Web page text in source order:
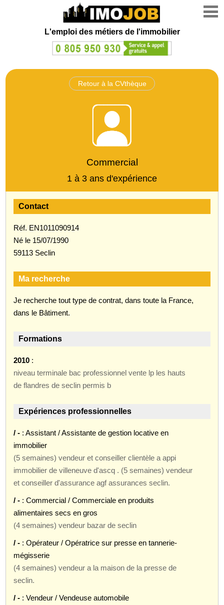
L'emploi des métiers de l'immobilier
Retour à la CVthèque
Commercial
1 à 3 ans d'expérience
Contact
Réf. EN1011090914
Né le 15/07/1990
59113 Seclin
Ma recherche
Je recherche tout type de contrat, dans toute la France,
dans le Bâtiment.
Formations
2010 :
niveau terminale bac professionnel vente lp les hauts
de flandres de seclin permis b
Expériences professionnelles
/ - : Assistant / Assistante de gestion locative en
immobilier
(5 semaines) vendeur et conseiller clientèle a appi
immobilier de villeneuve d'ascq . (5 semaines) vendeur
et conseiller d'assurance agf assurances seclin.
/ - : Commercial / Commerciale en produits
alimentaires secs en gros
(4 semaines) vendeur bazar de seclin
/ - : Opérateur / Opératrice sur presse en tannerie-
mégisserie
(4 semaines) vendeur a la maison de la presse de
seclin.
/ - : Vendeur / Vendeuse automobile